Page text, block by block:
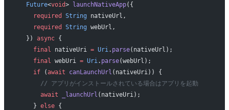
  Future
<void> launchNativeApp({
    required
String nativeUrl,
    required
String webUrl,
  })
async {
    final
nativeUri = Uri. parse(nativeUrl);
    final
webUri = Uri. parse(webUrl);
    if
(await canLaunchUrl (nativeUri)) {
      // アプリがインストールされている場合はアプリを起動
      await
_launchUrl (nativeUri);
    }
else {